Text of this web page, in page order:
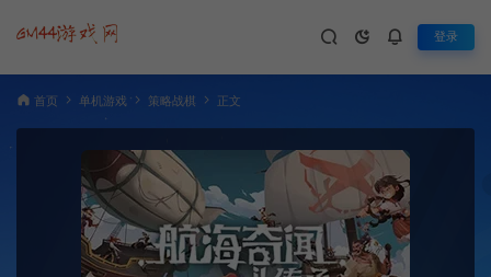
登录
首页 单机游戏 策略战棋 正文